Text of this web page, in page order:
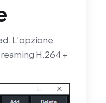
L’opzione
H.264 +